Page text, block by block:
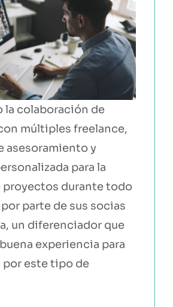
la colaboración de
múltiples freelance,
asesoramiento y
para la
proyectos durante todo
parte de sus socias
un diferenciador que
experiencia para
por este tipo de